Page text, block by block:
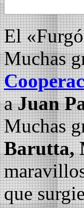
El
Muchas
aJuan
Muchas
Barutta,
que